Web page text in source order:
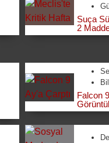
Suça
2
Falcon